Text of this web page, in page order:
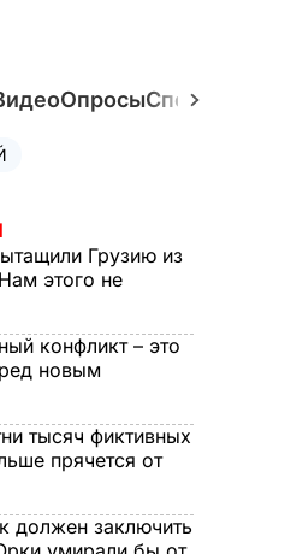
ОпросыСпецпроекты
Грузию из
этого не
конфликт – это
новым
тысяч фиктивных
прячется от
должен заключить